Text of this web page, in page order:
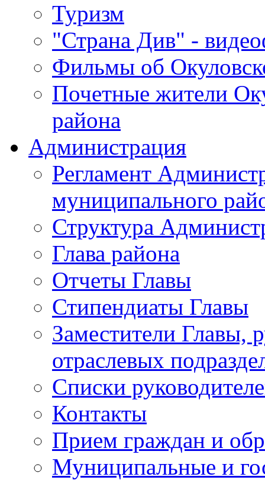
Туризм
"Страна Див" -
Фильмы об
Почетные жители
района
Администрация
Регламент
муниципального
Структура
Глава района
Отчеты Главы
Стипендиаты Главы
Заместители Главы,
отраслевых
Списки
Контакты
Прием граждан и
Муниципальные и